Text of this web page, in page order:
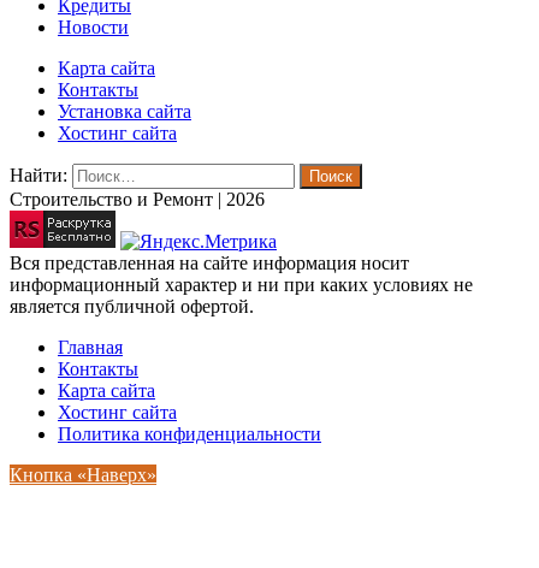
Кредиты
Новости
Карта сайта
Контакты
Установка сайта
Хостинг сайта
Найти:
Строительство и Ремонт | 2026
Вся представленная на сайте информация носит
информационный характер и ни при каких условиях не
является публичной офертой.
Главная
Контакты
Карта сайта
Хостинг сайта
Политика конфиденциальности
Кнопка «Наверх»